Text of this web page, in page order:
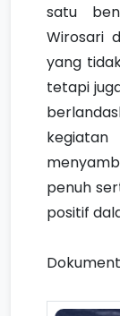
satu
Wirosari
yang
tetapi
penuh
positif